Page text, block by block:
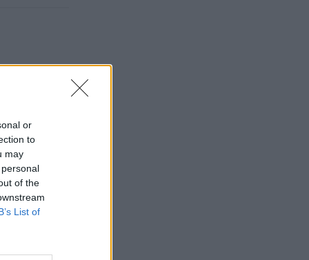
or
to
may
of the
List of